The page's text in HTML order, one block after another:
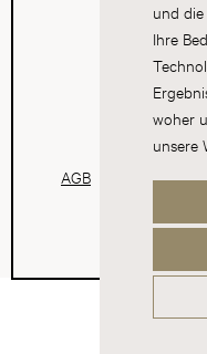
und die
Ihre
woher
unsere
AGB